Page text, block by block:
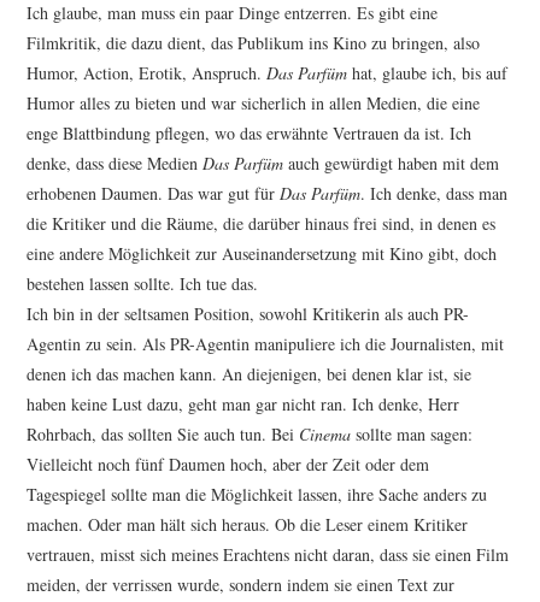
Ich glaube, man muss ein paar Dinge entzerren. Es gibt eine
Filmkritik, die dazu dient, das Publikum ins Kino zu bringen, also
Humor, Action, Erotik, Anspruch.Das Parfüm hat, glaube ich, bis auf
Humor alles zu bieten und war sicherlich in allen Medien, die eine
enge Blattbindung pflegen, wo das erwähnte Vertrauen da ist. Ich
denke, dass diese MedienDas Parfüm auch gewürdigt haben mit dem
erhobenen Daumen. Das war gut fürDas Parfüm. Ich denke, dass man
die Kritiker und die Räume, die darüber hinaus frei sind, in denen es
eine andere Möglichkeit zur Auseinandersetzung mit Kino gibt, doch
bestehen lassen sollte. Ich tue das.
Ich bin in der seltsamen Position, sowohl Kritikerin als auch PR-
Agentin zu sein. Als PR-Agentin manipuliere ich die Journalisten, mit
denen ich das machen kann. An diejenigen, bei denen klar ist, sie
haben keine Lust dazu, geht man gar nicht ran. Ich denke, Herr
Rohrbach, das sollten Sie auch tun. Bei Cinema sollte man sagen:
Vielleicht noch fünf Daumen hoch, aber der Zeit oder dem
Tagespiegel sollte man die Möglichkeit lassen, ihre Sache anders zu
machen. Oder man hält sich heraus. Ob die Leser einem Kritiker
vertrauen, misst sich meines Erachtens nicht daran, dass sie einen Film
meiden, der verrissen wurde, sondern indem sie einen Text zur